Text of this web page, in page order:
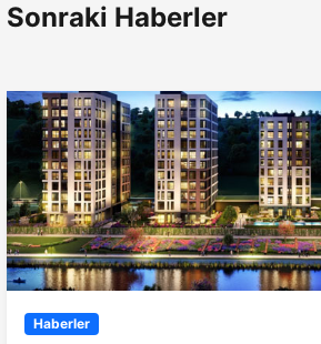
Sonraki Haberler
Haberler